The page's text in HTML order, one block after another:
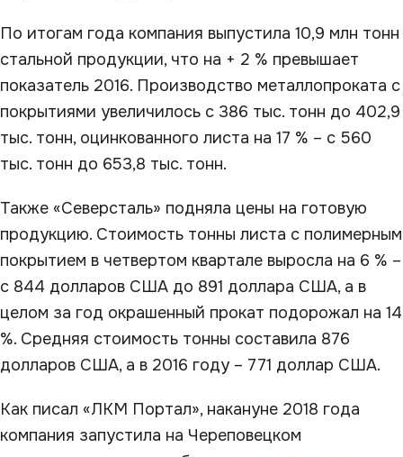
По итогам года компания выпустила 10,9 млн тонн
стальной продукции, что на + 2 % превышает
показатель 2016. Производство металлопроката с
покрытиями увеличилось с 386 тыс. тонн до 402,9
тыс. тонн, оцинкованного листа на 17 % – с 560
тыс. тонн до 653,8 тыс. тонн.
Также «Северсталь» подняла цены на готовую
продукцию. Стоимость тонны листа с полимерным
покрытием в четвертом квартале выросла на 6 % –
с 844 долларов США до 891 доллара США, а в
целом за год окрашенный прокат подорожал на 14
%. Средняя стоимость тонны составила 876
долларов США, а в 2016 году – 771 доллар США.
Как писал «ЛКМ Портал», накануне 2018 года
компания запустила на Череповецком